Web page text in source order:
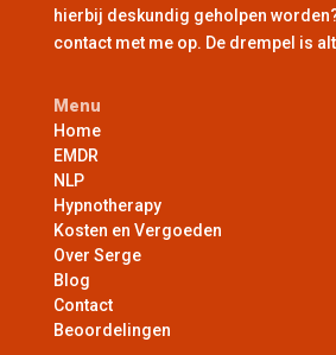
hierbij deskundig geholpen
contact met me op. De drempel is
Menu
Home
EMDR
NLP
Hypnotherapy
Kosten en Vergoeden
Over Serge
Blog
Contact
Beoordelingen